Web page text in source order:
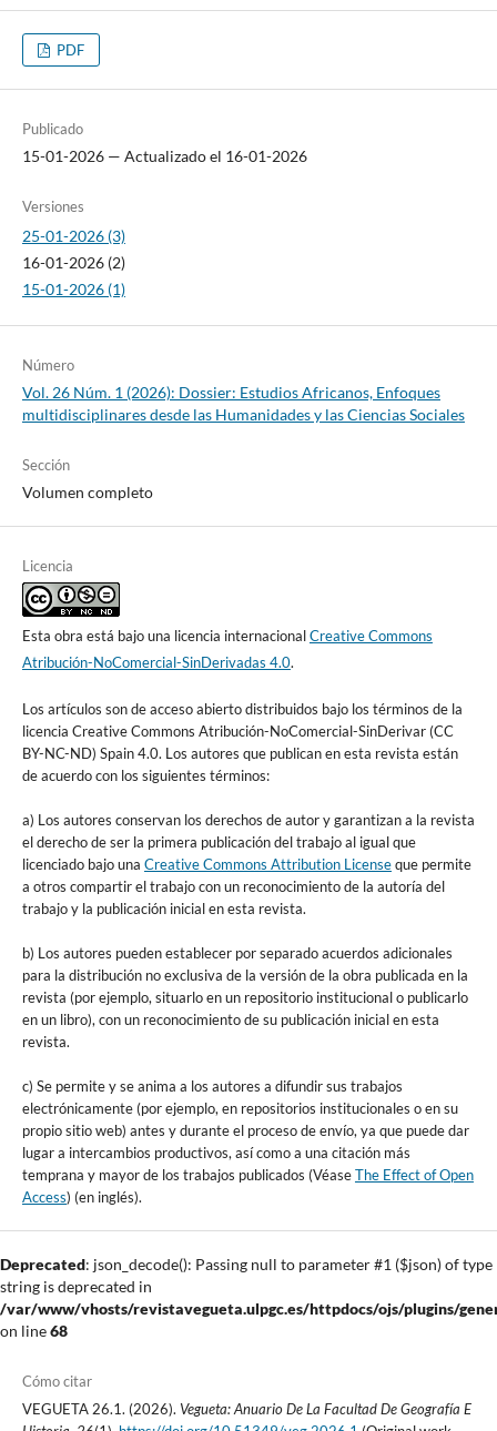
PDF
Publicado
15-01-2026 — Actualizado el 16-01-2026
Versiones
25-01-2026 (3)
16-01-2026 (2)
15-01-2026 (1)
Número
Vol. 26 Núm. 1 (2026): Dossier: Estudios Africanos, Enfoques
multidisciplinares desde las Humanidades y las Ciencias Sociales
Sección
Volumen completo
Licencia
Esta obra está bajo una licencia internacionalCreative Commons
Atribución-NoComercial-SinDerivadas 4.0.
Los artículos son de acceso abierto distribuidos bajo los términos de la
licencia Creative Commons Atribución-NoComercial-SinDerivar (CC
BY-NC-ND) Spain 4.0. Los autores que publican en esta revista están
de acuerdo con los siguientes términos:
a) Los autores conservan los derechos de autor y garantizan a la revista
el derecho de ser la primera publicación del trabajo al igual que
licenciado bajo una Creative Commons Attribution Licenseque permite
a otros compartir el trabajo con un reconocimiento de la autoría del
trabajo y la publicación inicial en esta revista.
b) Los autores pueden establecer por separado acuerdos adicionales
para la distribución no exclusiva de la versión de la obra publicada en la
revista (por ejemplo, situarlo en un repositorio institucional o publicarlo
en un libro), con un reconocimiento de su publicación inicial en esta
revista.
c) Se permite y se anima a los autores a difundir sus trabajos
electrónicamente (por ejemplo, en repositorios institucionales o en su
propio sitio web) antes y durante el proceso de envío, ya que puede dar
lugar a intercambios productivos, así como a una citación más
temprana y mayor de los trabajos publicados (VéaseThe Effect of Open
Access) (en inglés).
Deprecated: json_decode(): Passing null to parameter #1 ($json) of type
string is deprecated in
/var/www/vhosts/revistavegueta.ulpgc.es/httpdocs/ojs/plugins/
on line68
Cómo citar
VEGUETA 26.1. (2026). Vegueta: Anuario De La Facultad De Geografía E